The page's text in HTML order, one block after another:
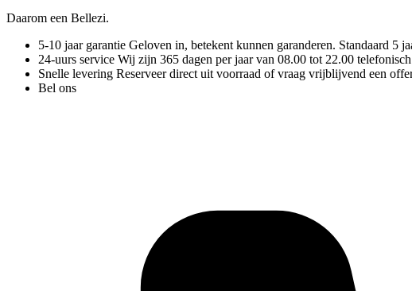
Daarom een Bellezi.
5-10 jaar garantie Geloven in, betekent kunnen garanderen. Standaard 5
24-uurs service Wij zijn 365 dagen per jaar van 08.00 tot 22.00
Snelle levering Reserveer direct uit voorraad of vraag vrijblijvend een
Bel ons